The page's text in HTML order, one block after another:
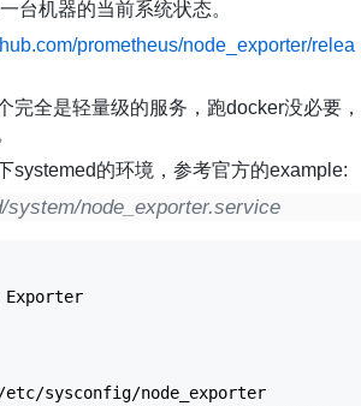
台机器的当前系统状态。
prometheus/node_exporter/relea
完全是轻量级的服务，跑docker没必要，
systemed的环境，参考官方的example:
node_exporter.service
Exporter
etc/sysconfig/node_exporter